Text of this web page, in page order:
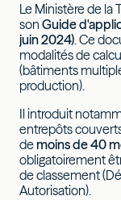
Le Ministère de la
son Guide
juin 2024). Ce
modalités de
(bâtiments
production).
Il introduit
entrepôts
de moins de 40
obligatoirement
de classement
Autorisation).